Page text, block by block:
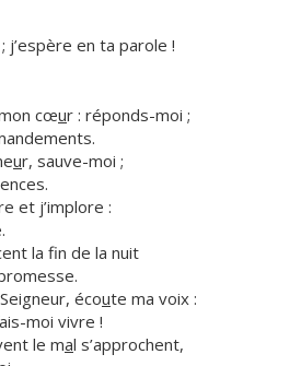
j’espère en ta parole !
cœur : réponds-moi ;
ur, sauve-moi ;
et j’implore :
la fn de la nuit
écoute ma voix :
moi vivre !
le mal s’approchent,